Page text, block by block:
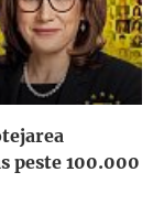
peste 100.000